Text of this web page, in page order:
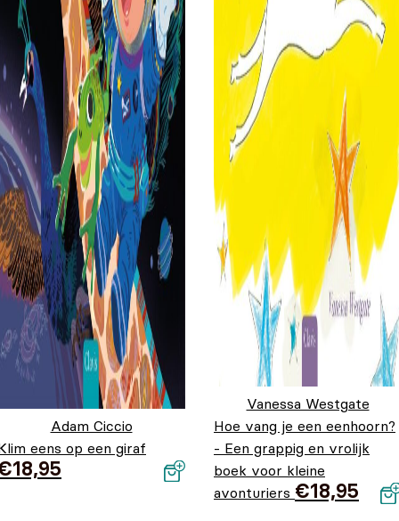
Adam Ciccio
eens op een giraf
18,95
Vanessa Westgate
Hoe vang je een eenhoorn?
- Een grappig en vrolijk
boek voor kleine
avonturiers €18,95